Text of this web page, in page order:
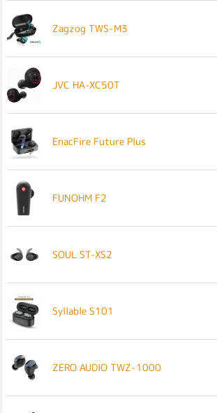
Zagzog TWS-M3
JVC HA-XC50T
EnacFire Future Plus
FUNOHM F2
SOUL ST-XS2
Syllable S101
ZERO AUDIO TWZ-1000